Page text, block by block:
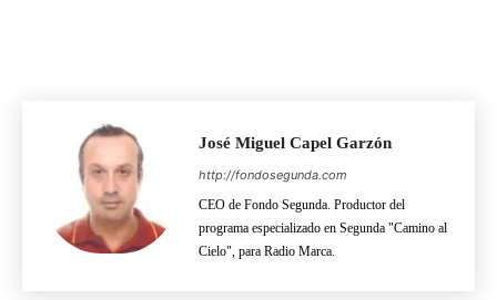
José Miguel Capel Garzón
http://fondosegunda.com
CEO de Fondo Segunda. Productor del
programa especializado en Segunda "Camino al
Cielo", para Radio Marca.